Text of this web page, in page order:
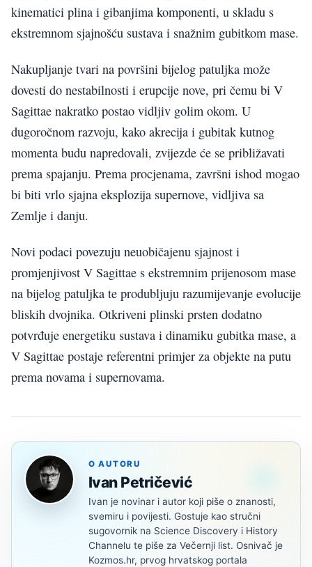
kinematici plina i gibanjima komponenti, u skladu s
ekstremnom sjajnošću sustava i snažnim gubitkom mase.
Nakupljanje tvari na površini bijelog patuljka može
dovesti do nestabilnosti i erupcije nove, pri čemu bi V
Sagittae nakratko postao vidljiv golim okom. U
dugoročnom razvoju, kako akrecija i gubitak kutnog
momenta budu napredovali, zvijezde će se približavati
prema spajanju. Prema procjenama, završni ishod mogao
bi biti vrlo sjajna eksplozija supernove, vidljiva sa
Zemlje i danju.
Novi podaci povezuju neuobičajenu sjajnost i
promjenjivost V Sagittae s ekstremnim prijenosom mase
na bijelog patuljka te produbljuju razumijevanje evolucije
bliskih dvojnika. Otkriveni plinski prsten dodatno
potvrđuje energetiku sustava i dinamiku gubitka mase, a
V Sagittae postaje referentni primjer za objekte na putu
prema novama i supernovama.
O AUTORU
Ivan Petričević
Ivan je novinar i autor koji piše o znanosti,
svemiru i povijesti. Gostuje kao stručni
sugovornik na Science Discovery i History
Channelu te piše za Večernji list. Osnivač je
Kozmos.hr, prvog hrvatskog portala